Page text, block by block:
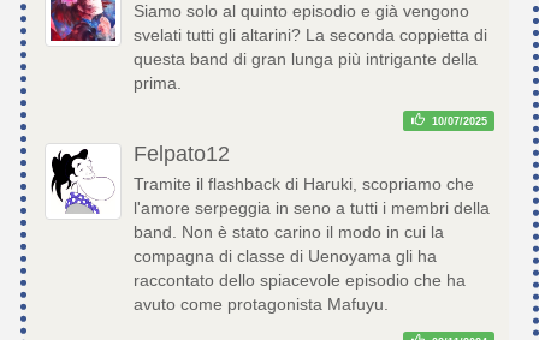
Siamo solo al quinto episodio e già vengono
svelati tutti gli altarini? La seconda coppietta di
questa band di gran lunga più intrigante della
prima.
10/07/2025
Felpato12
Tramite il flashback di Haruki, scopriamo che
l'amore serpeggia in seno a tutti i membri della
band. Non è stato carino il modo in cui la
compagna di classe di Uenoyama gli ha
raccontato dello spiacevole episodio che ha
avuto come protagonista Mafuyu.